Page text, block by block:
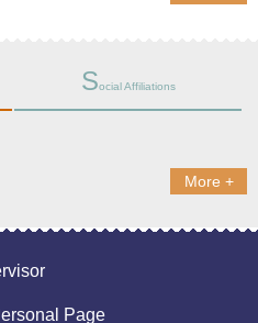
Social Affiliations
More +
Page